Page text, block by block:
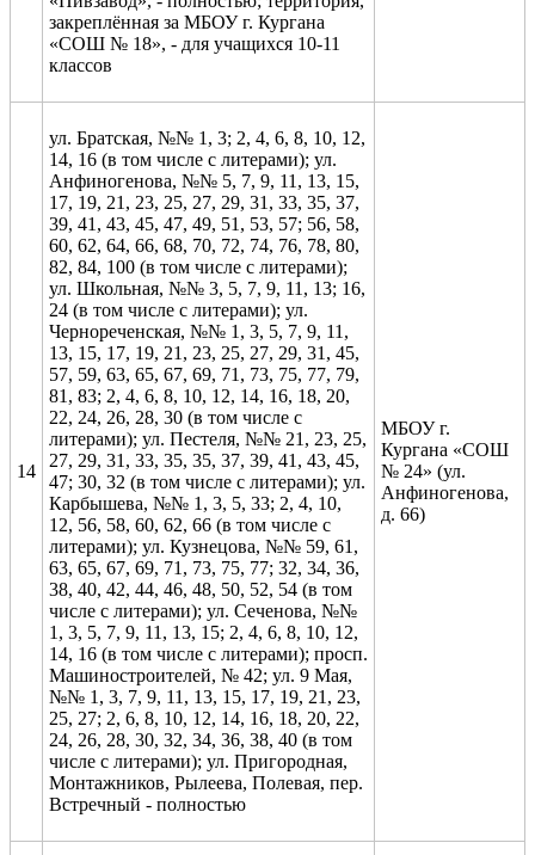
закреплённая за МБОУ г. Кургана
«СОШ № 18», - для учащихся 10-11
классов
14
ул. Братская, №№ 1, 3; 2, 4, 6, 8, 10, 12,
14, 16 (в том числе с литерами); ул.
Анфиногенова, №№ 5, 7, 9, 11, 13, 15,
17, 19, 21, 23, 25, 27, 29, 31, 33, 35, 37,
39, 41, 43, 45, 47, 49, 51, 53, 57; 56, 58,
60, 62, 64, 66, 68, 70, 72, 74, 76, 78, 80,
82, 84, 100 (в том числе с литерами);
ул. Школьная, №№ 3, 5, 7, 9, 11, 13; 16,
24 (в том числе с литерами); ул.
Чернореченская, №№ 1, 3, 5, 7, 9, 11,
13, 15, 17, 19, 21, 23, 25, 27, 29, 31, 45,
57, 59, 63, 65, 67, 69, 71, 73, 75, 77, 79,
81, 83; 2, 4, 6, 8, 10, 12, 14, 16, 18, 20,
22, 24, 26, 28, 30 (в том числе с
литерами); ул. Пестеля, №№ 21, 23, 25,
27, 29, 31, 33, 35, 35, 37, 39, 41, 43, 45,
47; 30, 32 (в том числе с литерами); ул.
Карбышева, №№ 1, 3, 5, 33; 2, 4, 10,
12, 56, 58, 60, 62, 66 (в том числе с
литерами); ул. Кузнецова, №№ 59, 61,
63, 65, 67, 69, 71, 73, 75, 77; 32, 34, 36,
38, 40, 42, 44, 46, 48, 50, 52, 54 (в том
числе с литерами); ул. Сеченова, №№
1, 3, 5, 7, 9, 11, 13, 15; 2, 4, 6, 8, 10, 12,
14, 16 (в том числе с литерами); просп.
Машиностроителей, № 42; ул. 9 Мая,
№№ 1, 3, 7, 9, 11, 13, 15, 17, 19, 21, 23,
25, 27; 2, 6, 8, 10, 12, 14, 16, 18, 20, 22,
24, 26, 28, 30, 32, 34, 36, 38, 40 (в том
числе с литерами); ул. Пригородная,
Монтажников, Рылеева, Полевая, пер.
Встречный - полностью
МБОУ г.
Кургана «СОШ
№ 24» (ул.
Анфиногенова,
д. 66)